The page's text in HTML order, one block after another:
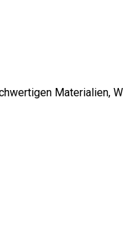
Materialien,